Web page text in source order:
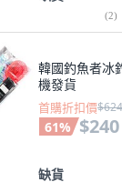
(2)
韓國釣魚者冰
機發貨
首購折扣價$624
61% $240
缺貨